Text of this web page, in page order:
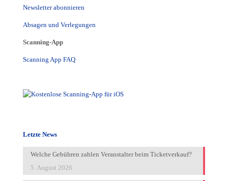
Newsletter abonnieren
Absagen und Verlegungen
Scanning-App
Scanning App FAQ
Letzte News
Welche Gebühren zahlen Veranstalter beim Ticketverkauf?
5. August 2026